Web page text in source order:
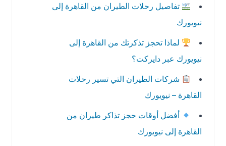
تفاصيل رحلات الطيران من القاهرة إلى
نيويورك
لماذا تحجز تذكرتك من القاهرة إلى
نيويورك عبر دايركت؟
شركات الطيران التي تسير رحلات
القاهرة – نيويورك
أفضل أوقات حجز تذاكر طيران من
القاهرة إلى نيويورك